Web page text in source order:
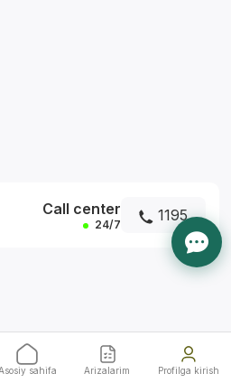
Call center
24/7 1195
sahifa Arizalarim Profilga kirish